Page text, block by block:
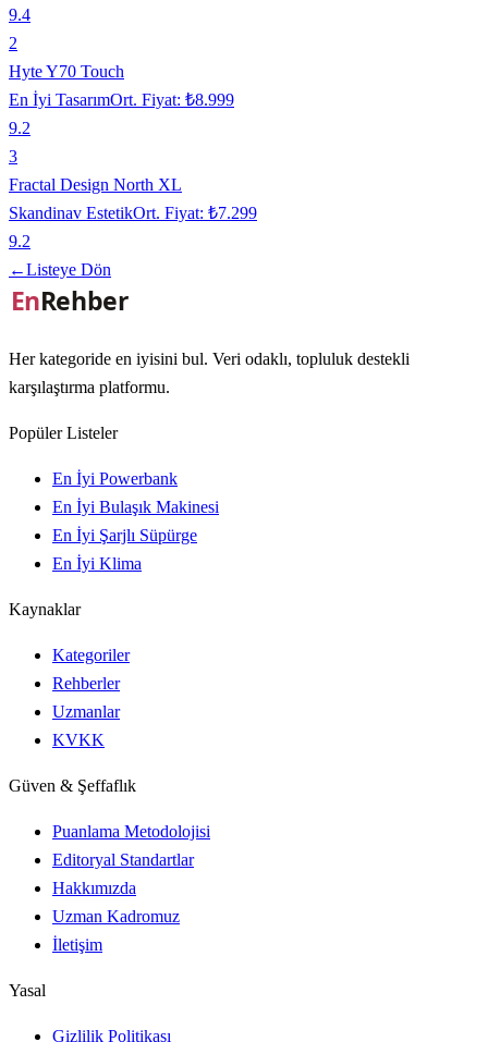
9.4
2
Hyte Y70 Touch
En İyi TasarımOrt. Fiyat: ₺8.999
9.2
3
Fractal Design North XL
Skandinav EstetikOrt. Fiyat: ₺7.299
9.2
←Listeye Dön
Her kategoride en iyisini bul. Veri odaklı, topluluk destekli
karşılaştırma platformu.
Popüler Listeler
En İyi Powerbank
En İyi Bulaşık Makinesi
En İyi Şarjlı Süpürge
En İyi Klima
Kaynaklar
Kategoriler
Rehberler
Uzmanlar
KVKK
Güven & Şeffaflık
Puanlama Metodolojisi
Editoryal Standartlar
Hakkımızda
Uzman Kadromuz
İletişim
Yasal
Gizlilik Politikası